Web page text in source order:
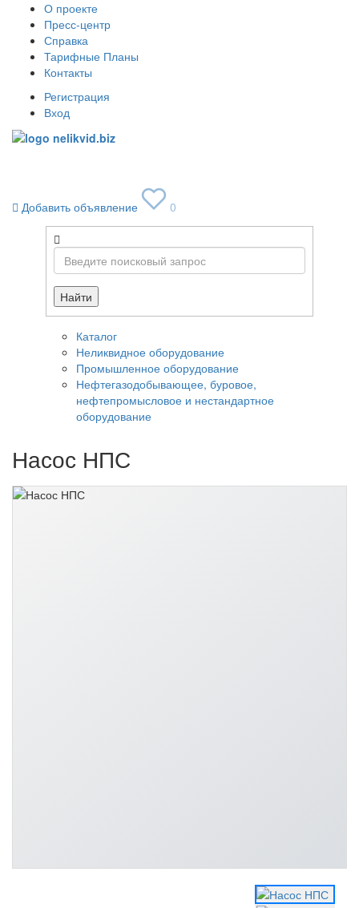
О проекте
Пресс-центр
Справка
Тарифные Планы
Контакты
Регистрация
Вход
Добавить объявление
0
Найти
Каталог
Неликвидное оборудование
Промышленное оборудование
Нефтегазодобывающее, буровое,
нефтепромысловое и нестандартное
оборудование
Насос НПС